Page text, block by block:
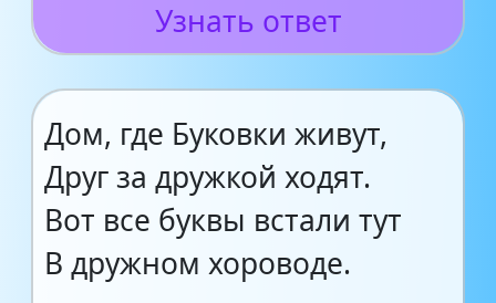
Узнать ответ
Дом, где Буковки живут,
Друг за дружкой ходят.
Вот все буквы встали тут
В дружном хороводе.